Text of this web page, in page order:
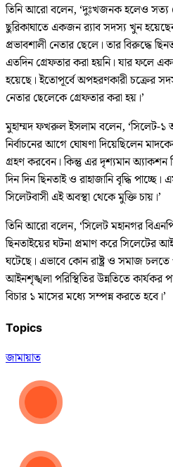
তিনি আরো বলেন, ‘দুঃখজনক হলেও সত্য
ছুরিকাঘাতে একজন র‍্যাব সদস্য খুন
প্রভাবশালী নেতার ছেলে। তার বিরুদ্ধে
এতদিন গ্রেফতার করা হয়নি। যার ফলে
হয়েছে। ইতোপূর্বে অপহরণকারী চক্রের
নেতার ছেলেকে গ্রেফতার করা হয়।’
মুহাম্মদ ফখরুল ইসলাম বলেন, ‘সিলেট-
নির্বাচনের আগে ঘোষণা দিয়েছিলেন
গ্রহণ করবেন। কিন্তু এর দৃশ্যমান অ্যাকশন
দিন দিন ছিনতাই ও রাহাজানি বৃদ্ধি
সিলেটবাসী এই অবস্থা থেকে মুক্তি চায়।’
তিনি আরো বলেন, ‘সিলেট মহানগর
ছিনতাইয়ের ঘটনা প্রমাণ করে সিলেটের
ঘটেছে। এভাবে কোন রাষ্ট্র ও সমাজ চলতে
আইনশৃঙ্খলা পরিস্থিতির উন্নতিতে কার্যকর
বিচার ১ মাসের মধ্যে সম্পন্ন করতে হবে।’
Topics
জামায়াত